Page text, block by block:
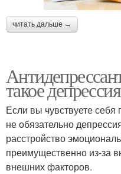
читать дальше →
такое депрессия
Если вы чувствуете
не обязательно
расстройство
преимущественно из-за
внешних факторов.